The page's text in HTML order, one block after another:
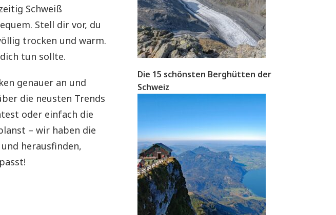
Schweiß
Stell dir vor, du
trocken und warm.
tun sollte.
genauer an und
die neusten Trends
oder einfach die
– wir haben die
herausfinden,
Die 15 schönsten Berghütten der
Schweiz